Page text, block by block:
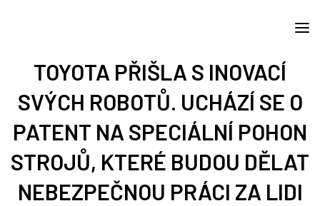
TOYOTA PŘIŠLA S INOVACÍ
SVÝCH ROBOTŮ. UCHÁZÍ SE O
PATENT NA SPECIÁLNÍ POHON
STROJŮ, KTERÉ BUDOU DĚLAT
NEBEZPEČNOU PRÁCI ZA LIDI